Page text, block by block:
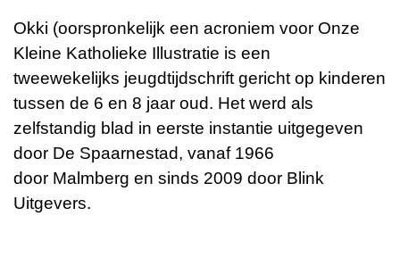
Okki (oorspronkelijk een acroniem voor Onze
Kleine Katholieke Illustratie is een
tweewekelijks jeugdtijdschrift gericht op kinderen
tussen de 6 en 8 jaar oud. Het werd als
zelfstandig blad in eerste instantie uitgegeven
door De Spaarnestad, vanaf 1966
door Malmberg en sinds 2009 door Blink
Uitgevers.